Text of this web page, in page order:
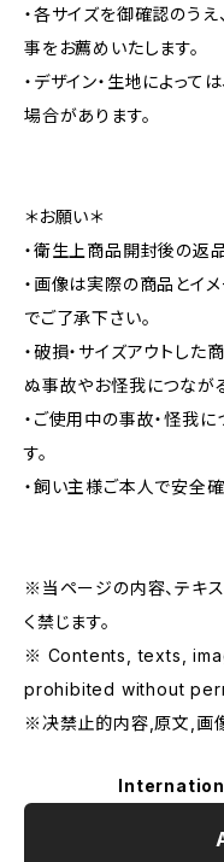
・各サイズを御確認のう
事をお薦めいたします。
・デザイン・生地によって
場合があります。
＊お願い＊
・衛生上商品開封後の返
・画像は実際の商品とイ
でご了承下さい。
・破損・サイズアウトした
ぬ事故やお怪我につなが
・ご使用中の事故・怪我
す。
・飼い主様ご本人で安全
※当ページの内容、テキ
く禁じます。
※ Contents, texts,
prohibited without
※决禁止的内容,原文,画